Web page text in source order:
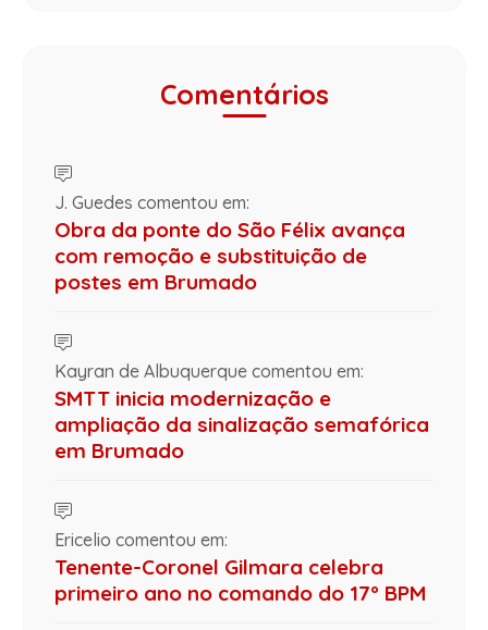
Comentários
J. Guedes comentou em:
Obra da ponte do São Félix avança
com remoção e substituição de
postes em Brumado
Kayran de Albuquerque comentou em:
SMTT inicia modernização e
ampliação da sinalização semafórica
em Brumado
Ericelio comentou em:
Tenente-Coronel Gilmara celebra
primeiro ano no comando do 17º BPM